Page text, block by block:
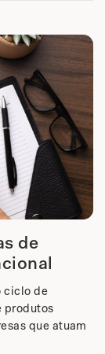
de
ciclo de
produtos
que atuam